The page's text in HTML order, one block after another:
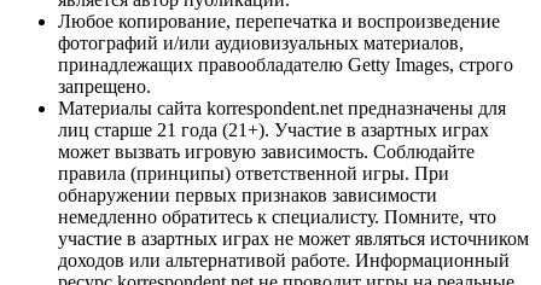
Любое копирование, перепечатка и воспроизведение
фотографий и/или аудиовизуальных материалов,
принадлежащих правообладателю Getty Images, строго
запрещено.
Материалы сайта korrespondent.net предназначены для
лиц старше 21 года (21+). Участие в азартных играх
может вызвать игровую зависимость. Соблюдайте
правила (принципы) ответственной игры. При
обнаружении первых признаков зависимости
немедленно обратитесь к специалисту. Помните, что
участие в азартных играх не может являться источником
доходов или альтернативой работе. Информационный